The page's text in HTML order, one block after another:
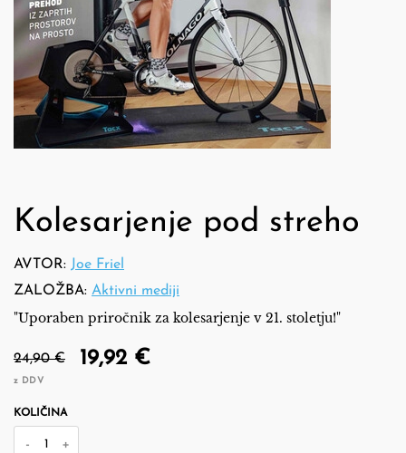
Kolesarjenje pod streho
AVTOR: Joe Friel
ZALOŽBA: Aktivni mediji
"Uporaben priročnik za kolesarjenje v 21. stoletju!"
24,90 € 19,92 €
z DDV
KOLIČINA
- +